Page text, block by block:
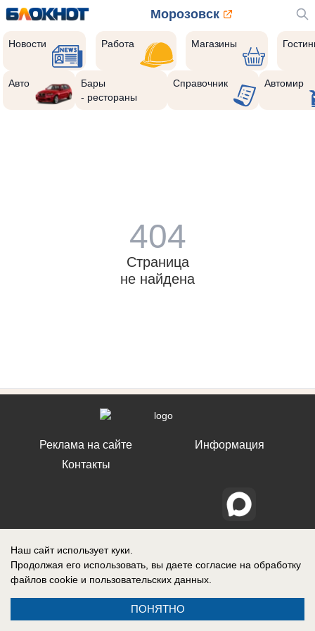
Морозовск
Новости Работа Магазины
Авто
Бары
- рестораны
Справочник Автомир
404
Страница
не найдена
Реклама на сайте
Контакты
Информация
Наш сайт использует куки.
Продолжая его использовать, вы даете согласие на обработку
файлов cookie и пользовательских данных.
ПОНЯТНО